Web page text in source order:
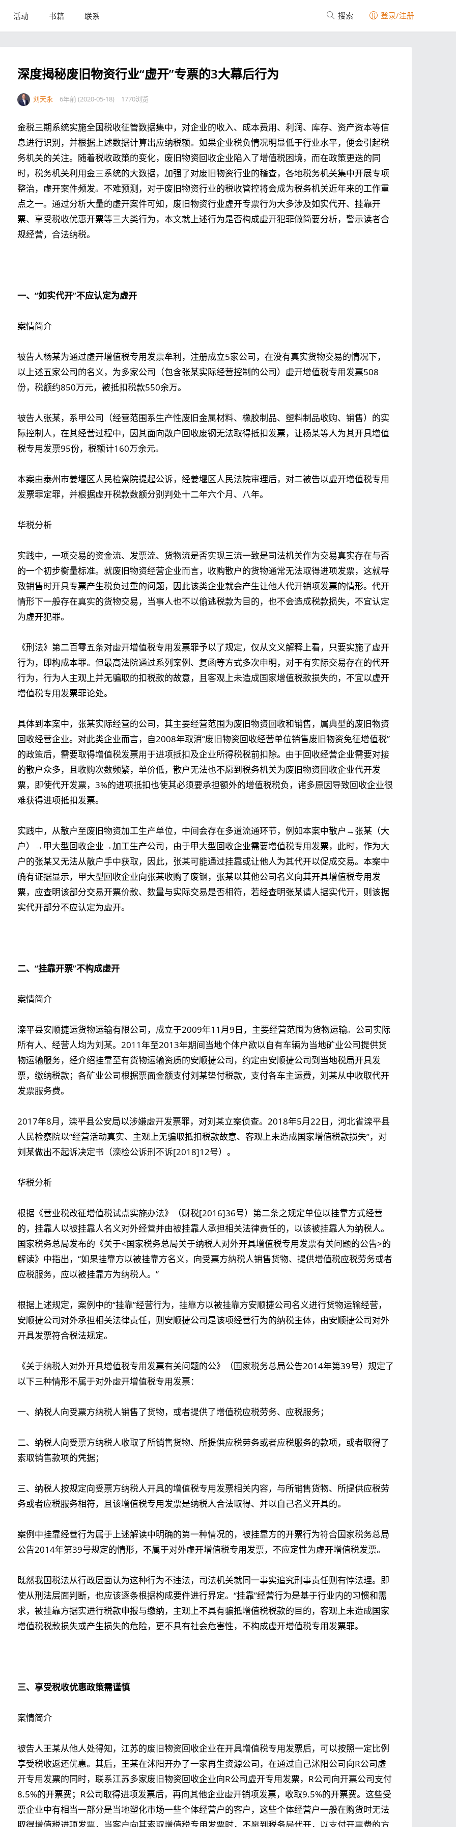
活动 书籍 联系 搜索 登录/注册
深度揭秘废旧物资行业“虚开”专票的3大幕后行为
刘天永 6年前 (2020-05-18) 1770浏览
金税三期系统实施全国税收征管数据集中，对企业的收入、成本费用、利润、库存、资产资本等信
息进行识别，并根据上述数据计算出应纳税额。如果企业税负情况明显低于行业水平，便会引起税
务机关的关注。随着税收政策的变化，废旧物资回收企业陷入了增值税困境，而在政策更迭的同
时，税务机关利用金三系统的大数据，加强了对废旧物资行业的稽查，各地税务机关集中开展专项
整治，虚开案件频发。不难预测，对于废旧物资行业的税收管控将会成为税务机关近年来的工作重
点之一。通过分析大量的虚开案件可知，废旧物资行业虚开专票行为大多涉及如实代开、挂靠开
票、享受税收优惠开票等三大类行为，本文就上述行为是否构成虚开犯罪做简要分析，警示读者合
规经营，合法纳税。
一、“如实代开”不应认定为虚开
案情简介
被告人杨某为通过虚开增值税专用发票牟利，注册成立5家公司，在没有真实货物交易的情况下，
以上述五家公司的名义，为多家公司（包含张某实际经营控制的公司）虚开增值税专用发票508
份，税额约850万元，被抵扣税款550余万。
被告人张某，系甲公司（经营范围系生产性废旧金属材料、橡胶制品、塑料制品收购、销售）的实
际控制人，在其经营过程中，因其面向散户回收废钢无法取得抵扣发票，让杨某等人为其开具增值
税专用发票95份，税额计160万余元。
本案由泰州市姜堰区人民检察院提起公诉，经姜堰区人民法院审理后，对二被告以虚开增值税专用
发票罪定罪，并根据虚开税款数额分别判处十二年六个月、八年。
华税分析
实践中，一项交易的资金流、发票流、货物流是否实现三流一致是司法机关作为交易真实存在与否
的一个初步衡量标准。就废旧物资经营企业而言，收购散户的货物通常无法取得进项发票，这就导
致销售时开具专票产生税负过重的问题，因此该类企业就会产生让他人代开销项发票的情形。代开
情形下一般存在真实的货物交易，当事人也不以偷逃税款为目的，也不会造成税款损失，不宜认定
为虚开犯罪。
《刑法》第二百零五条对虚开增值税专用发票罪予以了规定，仅从文义解释上看，只要实施了虚开
行为，即构成本罪。但最高法院通过系列案例、复函等方式多次申明，对于有实际交易存在的代开
行为，行为人主观上并无骗取的扣税款的故意，且客观上未造成国家增值税款损失的，不宜以虚开
增值税专用发票罪论处。
具体到本案中，张某实际经营的公司，其主要经营范围为废旧物资回收和销售，属典型的废旧物资
回收经营企业。对此类企业而言，自2008年取消“废旧物资回收经营单位销售废旧物资免征增值税”
的政策后，需要取得增值税发票用于进项抵扣及企业所得税税前扣除。由于回收经营企业需要对接
的散户众多，且收购次数频繁，单价低，散户无法也不愿到税务机关为废旧物资回收企业代开发
票，即使代开发票，3%的进项抵扣也使其必须要承担额外的增值税税负，诸多原因导致回收企业很
难获得进项抵扣发票。
实践中，从散户至废旧物资加工生产单位，中间会存在多道流通环节，例如本案中散户→张某（大
户）→甲大型回收企业→加工生产公司，由于甲大型回收企业需要增值税专用发票，此时，作为大
户的张某又无法从散户手中获取，因此，张某可能通过挂靠或让他人为其代开以促成交易。本案中
确有证据显示，甲大型回收企业向张某收购了废钢，张某以其他公司名义向其开具增值税专用发
票，应查明该部分交易开票价款、数量与实际交易是否相符，若经查明张某请人据实代开，则该据
实代开部分不应认定为虚开。
二、“挂靠开票”不构成虚开
案情简介
滦平县安顺捷运货物运输有限公司，成立于2009年11月9日，主要经营范围为货物运输。公司实际
所有人、经营人均为刘某。2011年至2013年期间当地个体户欲以自有车辆为当地矿业公司提供货
物运输服务，经介绍挂靠至有货物运输资质的安顺捷公司，约定由安顺捷公司到当地税局开具发
票，缴纳税款；各矿业公司根据票面金额支付刘某垫付税款，支付各车主运费，刘某从中收取代开
发票服务费。
2017年8月，滦平县公安局以涉嫌虚开发票罪，对刘某立案侦查。2018年5月22日，河北省滦平县
人民检察院以“经营活动真实、主观上无骗取抵扣税款故意、客观上未造成国家增值税款损失”，对
刘某做出不起诉决定书（滦检公诉刑不诉[2018]12号）。
华税分析
根据《营业税改征增值税试点实施办法》（财税[2016]36号）第二条之规定单位以挂靠方式经营
的，挂靠人以被挂靠人名义对外经营并由被挂靠人承担相关法律责任的，以该被挂靠人为纳税人。
国家税务总局发布的《关于<国家税务总局关于纳税人对外开具增值税专用发票有关问题的公告>的
解读》中指出，“如果挂靠方以被挂靠方名义，向受票方纳税人销售货物、提供增值税应税劳务或者
应税服务，应以被挂靠方为纳税人。”
根据上述规定，案例中的“挂靠”经营行为，挂靠方以被挂靠方安顺捷公司名义进行货物运输经营，
安顺捷公司对外承担相关法律责任，则安顺捷公司是该项经营行为的纳税主体，由安顺捷公司对外
开具发票符合税法规定。
《关于纳税人对外开具增值税专用发票有关问题的公》（国家税务总局公告2014年第39号）规定了
以下三种情形不属于对外虚开增值税专用发票：
一、纳税人向受票方纳税人销售了货物，或者提供了增值税应税劳务、应税服务；
二、纳税人向受票方纳税人收取了所销售货物、所提供应税劳务或者应税服务的款项，或者取得了
索取销售款项的凭据；
三、纳税人按规定向受票方纳税人开具的增值税专用发票相关内容，与所销售货物、所提供应税劳
务或者应税服务相符，且该增值税专用发票是纳税人合法取得、并以自己名义开具的。
案例中挂靠经营行为属于上述解读中明确的第一种情况的，被挂靠方的开票行为符合国家税务总局
公告2014年第39号规定的情形，不属于对外虚开增值税专用发票，不应定性为虚开增值税发票。
既然我国税法从行政层面认为这种行为不违法，司法机关就同一事实追究刑事责任则有悖法理。即
使从刑法层面判断，也应该逐条根据构成要件进行界定。“挂靠”经营行为是基于行业内的习惯和需
求，被挂靠方据实进行税款申报与缴纳，主观上不具有骗抵增值税税款的目的，客观上未造成国家
增值税税款损失或产生损失的危险，更不具有社会危害性，不构成虚开增值税专用发票罪。
三、享受税收优惠政策需谨慎
案情简介
被告人王某从他人处得知，江苏的废旧物资回收企业在开具增值税专用发票后，可以按照一定比例
享受税收返还优惠。其后，王某在沭阳开办了一家再生资源公司，在通过自己沭阳公司向R公司虚
开专用发票的同时，联系江苏多家废旧物资回收企业向R公司虚开专用发票，R公司向开票公司支付
8.5%的开票费；R公司取得进项发票后，再向其他企业虚开销项发票，收取9.5%的开票费。这些受
票企业中有相当一部分是当地塑化市场一些个体经营户的客户，这些个体经营户一般在购货时无法